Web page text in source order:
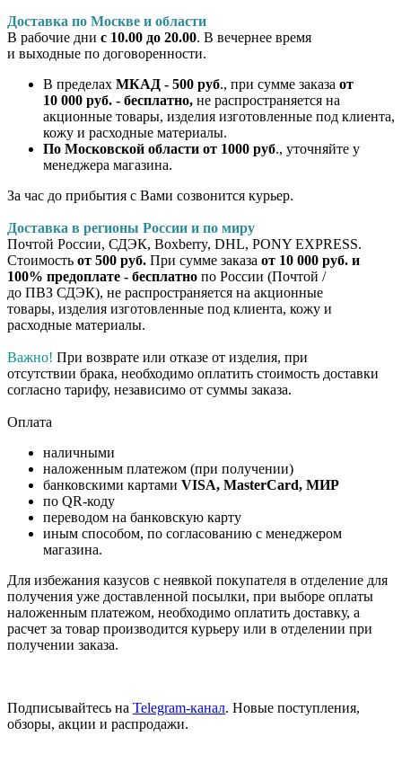
Доставка по Москве и области
В рабочие дни с 10.00 до 20.00. В вечернее время
и выходные по договоренности.
В пределах МКАД - 500 руб., при сумме заказа от
10 000 руб. - бесплатно, не распространяется на
акционные товары, изделия изготовленные под клиента,
кожу и расходные материалы.
По Московской области от 1000 руб., уточняйте у
менеджера магазина.
За час до прибытия с Вами созвонится курьер.
Доставка в регионы России и по миру
Почтой России, СДЭК, Boxberry, DHL, PONY EXPRESS.
Стоимость от 500 руб. При сумме заказа от 10 000 руб. и
100% предоплате - бесплатно по России (Почтой /
до ПВЗ СДЭК), не распространяется на акционные
товары, изделия изготовленные под клиента, кожу и
расходные материалы.
Важно! При возврате или отказе от изделия, при
отсутствии брака, необходимо оплатить стоимость доставки
согласно тарифу, независимо от суммы заказа.
Оплата
наличными
наложенным платежом (при получении)
банковскими картами VISA, MasterCard, МИР
по QR-коду
переводом на банковскую карту
иным способом, по согласованию с менеджером
магазина.
Для избежания казусов с неявкой покупателя в отделение для
получения уже доставленной посылки, при выборе оплаты
наложенным платежом, необходимо оплатить доставку, а
расчет за товар производится курьеру или в отделении при
получении заказа.
Подписывайтесь на Telegram-канал. Новые поступления,
обзоры, акции и распродажи.